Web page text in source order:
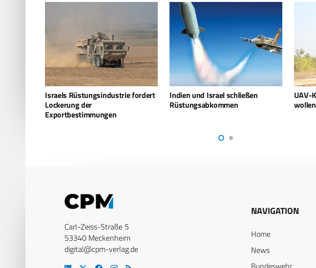
Indien und Israel schließen
Rüstungsabkommen
UAV-Kampferfahrungen: USA
wollen von Israel lernen
Smart
Carl-Zeiss-Straße 5
53340 Meckenheim
digital@cpm-verlag.de
NAVIGATION
Home
News